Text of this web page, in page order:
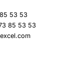
53 53
85 53 53